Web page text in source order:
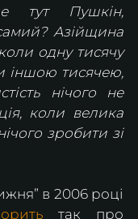
тут Пушкін,
Азійщина
одну тисячу
іншою тисячею,
нічого не
коли велика
зробити зі
в 2006 році
так про